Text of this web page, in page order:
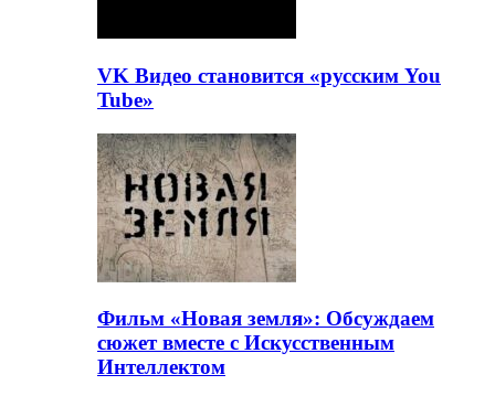
VK Видео становится «русским You
Tube»
Фильм «Новая земля»: Обсуждаем
сюжет вместе с Искусственным
Интеллектом